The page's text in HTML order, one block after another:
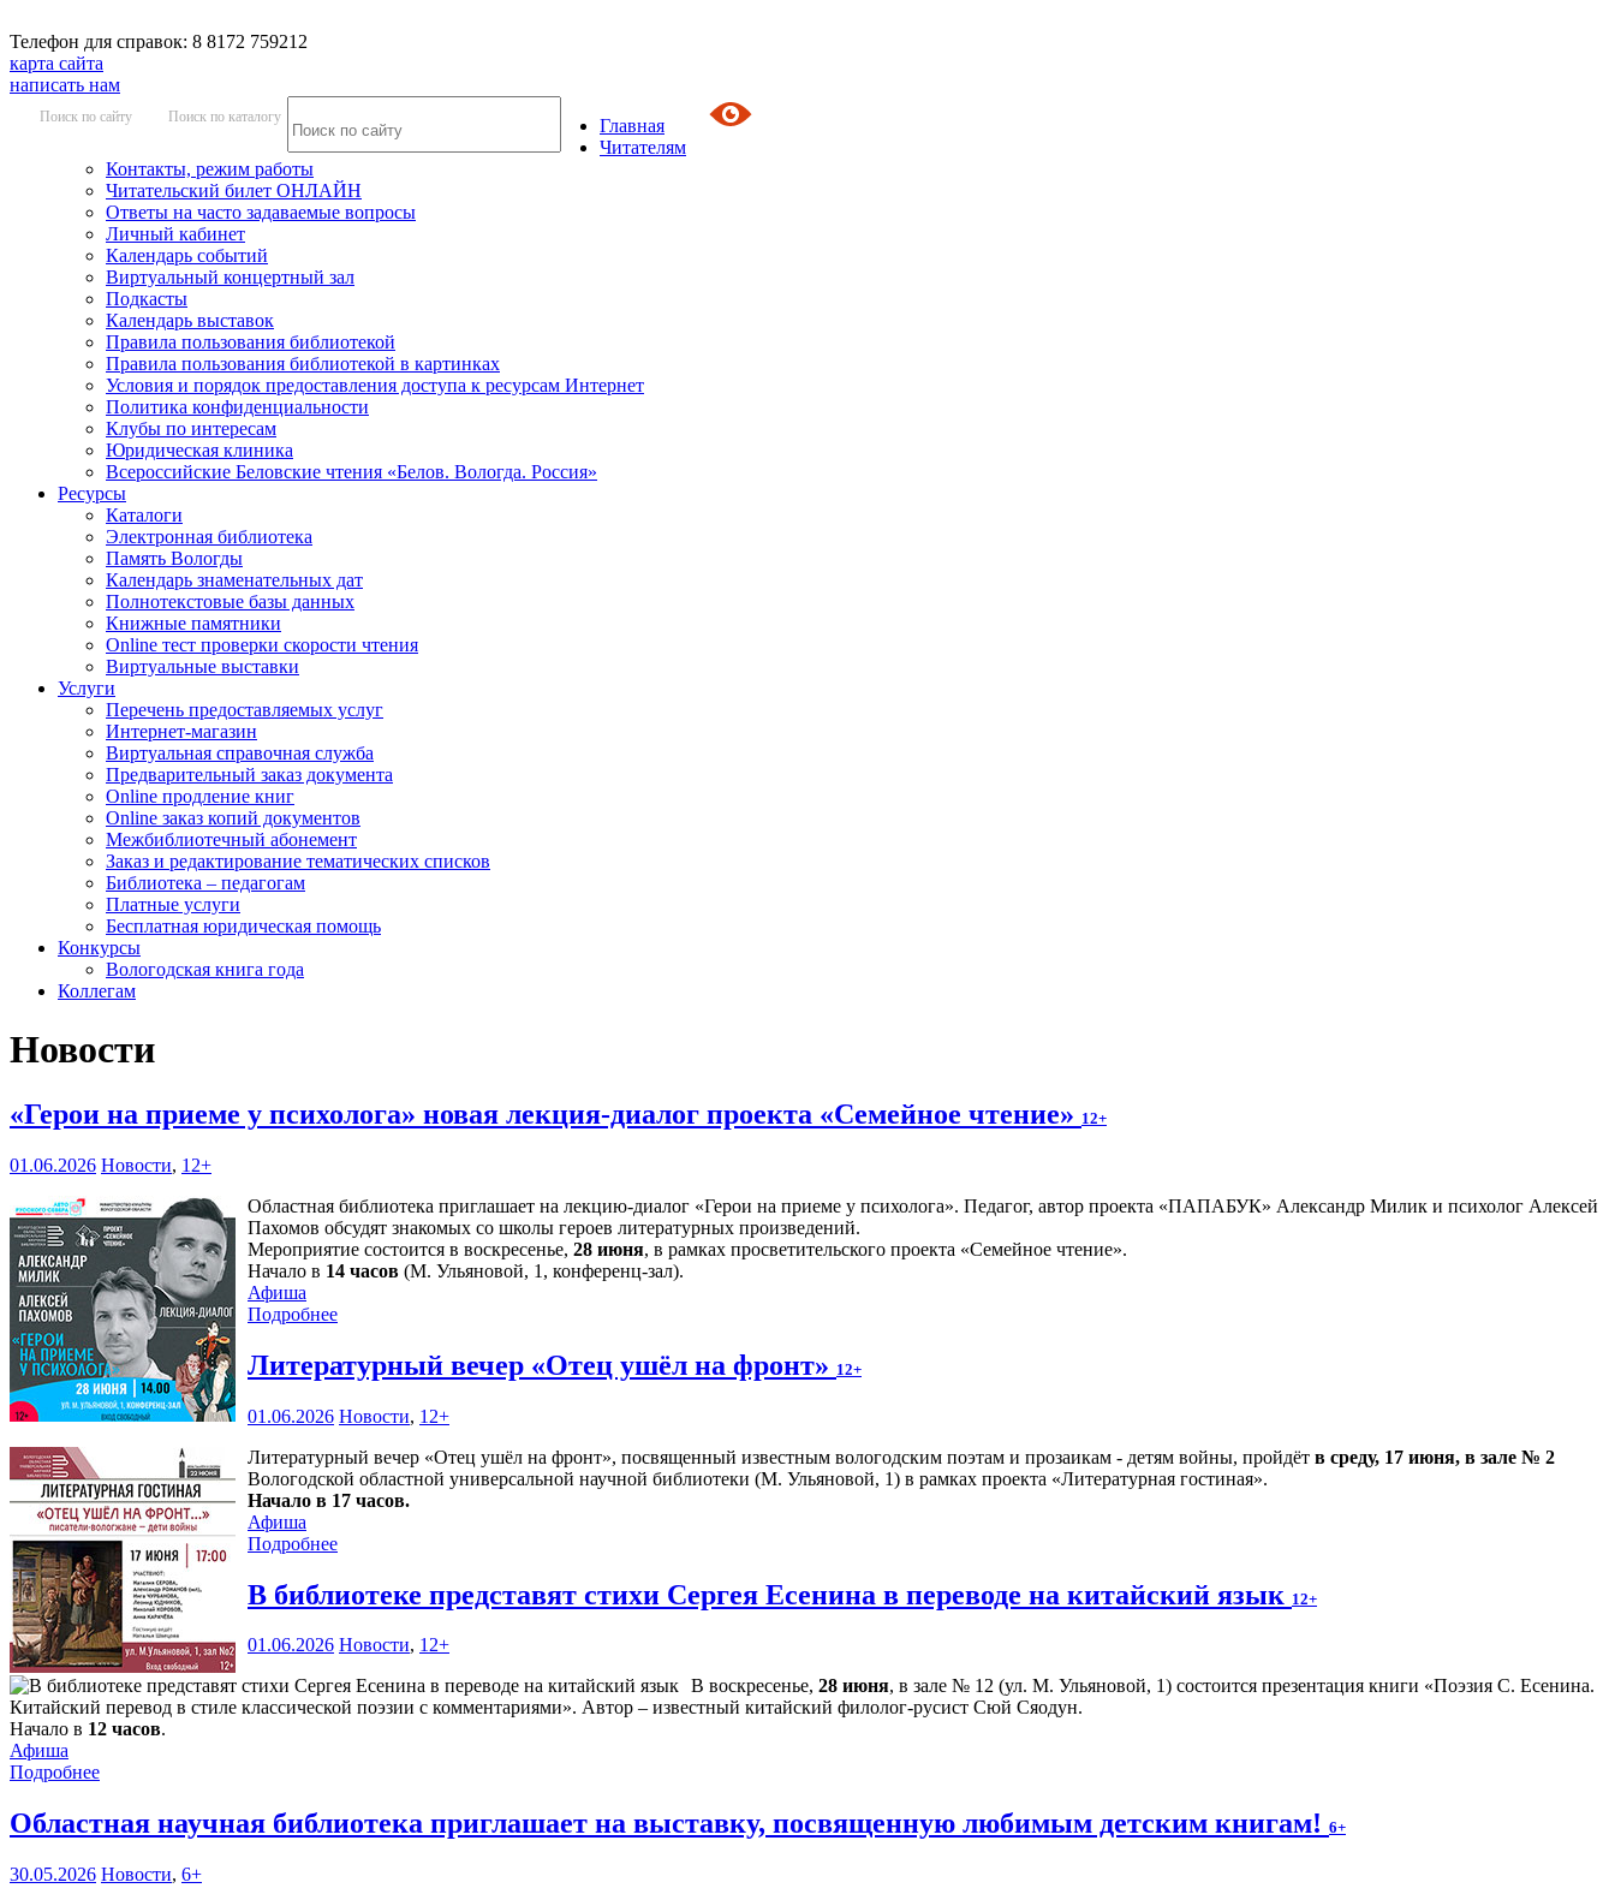
Телефон для справок: 8 8172 759212
карта сайта
написать нам
Поиск по сайту Поиск по каталогу
Главная
Читателям
Контакты, режим работы
Читательский билет ОНЛАЙН
Ответы на часто задаваемые вопросы
Личный кабинет
Календарь событий
Виртуальный концертный зал
Подкасты
Календарь выставок
Правила пользования библиотекой
Правила пользования библиотекой в картинках
Условия и порядок предоставления доступа к ресурсам Интернет
Политика конфиденциальности
Клубы по интересам
Юридическая клиника
Всероссийские Беловские чтения «Белов. Вологда. Россия»
Ресурсы
Каталоги
Электронная библиотека
Память Вологды
Календарь знаменательных дат
Полнотекстовые базы данных
Книжные памятники
Online тест проверки скорости чтения
Виртуальные выставки
Услуги
Перечень предоставляемых услуг
Интернет-магазин
Виртуальная справочная служба
Предварительный заказ документа
Online продление книг
Online заказ копий документов
Межбиблиотечный абонемент
Заказ и редактирование тематических списков
Библиотека – педагогам
Платные услуги
Бесплатная юридическая помощь
Конкурсы
Вологодская книга года
Коллегам
Новости
«Герои на приеме у психолога» новая лекция-диалог проекта «Семейное чтение» 12+
01.06.2026 Новости, 12+
Областная библиотека приглашает на лекцию-диалог «Герои на приеме у психолога». Педагог, автор проекта «ПАПАБУК» Александр Милик и психолог Алексей
Пахомов обсудят знакомых со школы героев литературных произведений.
Мероприятие состоится в воскресенье, 28 июня, в рамках просветительского проекта «Семейное чтение».
Начало в 14 часов (М. Ульяновой, 1, конференц-зал).
Афиша
Подробнее
Литературный вечер «Отец ушёл на фронт» 12+
01.06.2026 Новости, 12+
Литературный вечер «Отец ушёл на фронт», посвященный известным вологодским поэтам и прозаикам - детям войны, пройдёт в среду, 17 июня, в зале № 2
Вологодской областной универсальной научной библиотеки (М. Ульяновой, 1) в рамках проекта «Литературная гостиная».
Начало в 17 часов.
Афиша
Подробнее
В библиотеке представят стихи Сергея Есенина в переводе на китайский язык 12+
01.06.2026 Новости, 12+
В воскресенье, 28 июня, в зале № 12 (ул. М. Ульяновой, 1) состоится презентация книги «Поэзия С. Есенина.
Китайский перевод в стиле классической поэзии с комментариями». Автор – известный китайский филолог-русист Сюй Сяодун.
Начало в 12 часов.
Афиша
Подробнее
Областная научная библиотека приглашает на выставку, посвященную любимым детским книгам! 6+
30.05.2026 Новости, 6+